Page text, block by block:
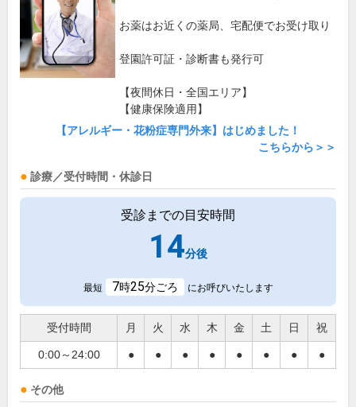
お薬はお近くの薬局、宅配便でお受け取り
登園許可証・診断書も発行可
【夜間休日・全国エリア】
【健康保険適用】
【アレルギー・花粉症専門外来】はじめました！
こちらから＞＞
診療／受付時間・休診日
受診までの目安時間
14分後
最短 7時25分ごろ にお呼びいたします
受付時間 月 火 水 木 金 土 日 祝
0:00～24:00 ● ● ● ● ● ● ● ●
その他